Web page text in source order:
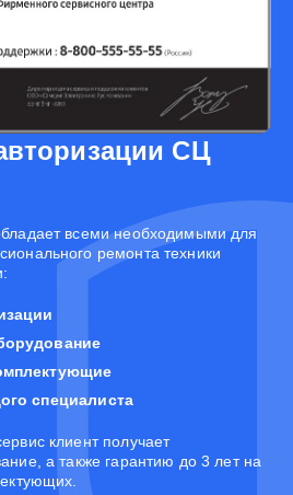
СЦ
всеми необходимыми для
ремонта техники
специалиста
клиент получает
а также гарантию до 3 лет на